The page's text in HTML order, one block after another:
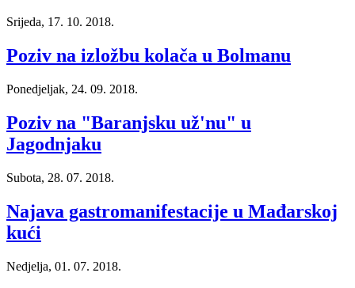
Srijeda, 17. 10. 2018.
Poziv na izložbu kolača u Bolmanu
Ponedjeljak, 24. 09. 2018.
Poziv na "Baranjsku už'nu" u
Jagodnjaku
Subota, 28. 07. 2018.
Najava gastromanifestacije u Mađarskoj
kući
Nedjelja, 01. 07. 2018.